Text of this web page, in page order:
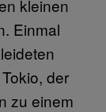
kleinen
Einmal
der
zu einem